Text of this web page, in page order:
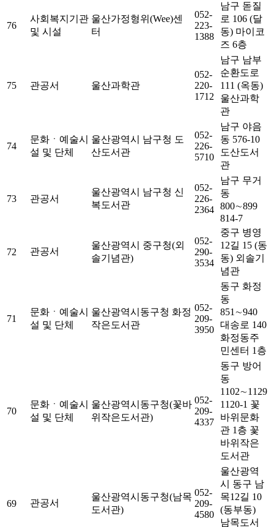
76
사회복지기관
및 시설
울산가정형위(Wee)센
터
052-
223-
1388
남구 돋질
로 106 (달
동) 마이코
즈 6층
75 관공서 울산과학관
052-
220-
1712
남구 남부
순환도로
111 (옥동)
울산과학
관
74
문화ㆍ예술시
설 및 단체
울산광역시 남구청 도
산도서관
052-
226-
5710
남구 야음
동 576-10
도산도서
관
73 관공서
울산광역시 남구청 신
복도서관
052-
226-
2364
남구 무거
동
800∼899
814-7
72 관공서
울산광역시 중구청(외
솔기념관)
052-
290-
3534
중구 병영
12길 15 (동
동) 외솔기
념관
71
문화ㆍ예술시
설 및 단체
울산광역시동구청 화정
작은도서관
052-
209-
3950
동구 화정
동
851∼940
대송로 140
화정동주
민센터 1층
70
문화ㆍ예술시
설 및 단체
울산광역시동구청(꽃바
위작은도서관)
052-
209-
4337
동구 방어
동
1102∼1129
1120-1 꽃
바위문화
관 1층 꽃
바위작은
도서관
69 관공서
울산광역시동구청(남목
도서관)
052-
209-
4580
울산광역
시 동구 남
목12길 10
(동부동)
남목도서